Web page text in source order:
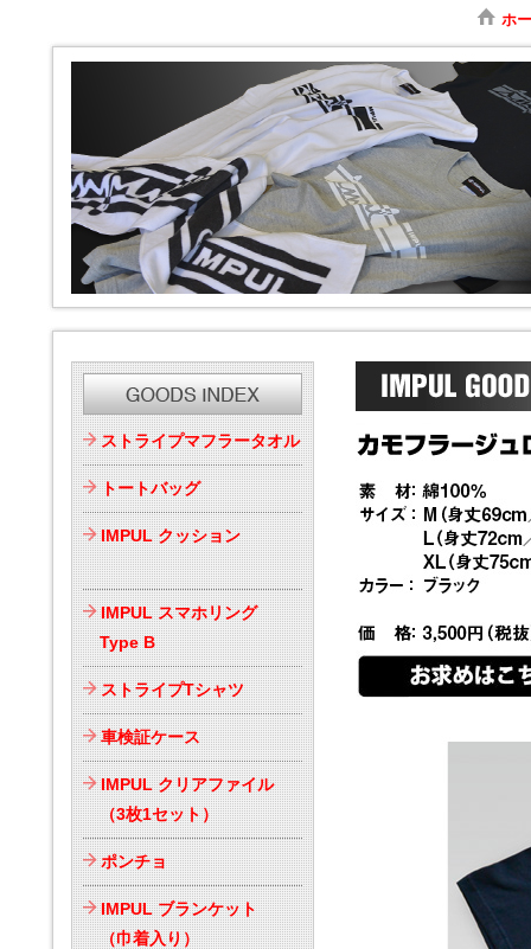
ホ
ストライプマフラータオル
トートバッグ
IMPUL クッション
IMPUL スマホリング
Type B
ストライプTシャツ
車検証ケース
IMPUL クリアファイル
（3枚1セット）
ポンチョ
IMPUL ブランケット
（巾着入り）